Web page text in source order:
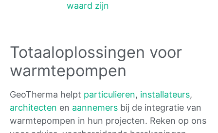
waard zijn
Totaaloplossingen voor
warmtepompen
GeoTherma helpt particulieren, installateurs,
architecten en aannemers bij de integratie van
warmtepompen in hun projecten. Reken op ons